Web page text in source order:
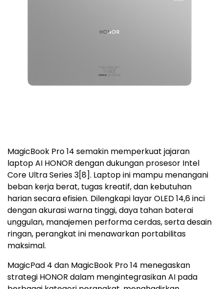
MagicBook Pro 14 semakin memperkuat jajaran
laptop AI HONOR dengan dukungan prosesor Intel
Core Ultra Series 3[8]. Laptop ini mampu menangani
beban kerja berat, tugas kreatif, dan kebutuhan
harian secara efisien. Dilengkapi layar OLED 14,6 inci
dengan akurasi warna tinggi, daya tahan baterai
unggulan, manajemen performa cerdas, serta desain
ringan, perangkat ini menawarkan portabilitas
maksimal.
MagicPad 4 dan MagicBook Pro 14 menegaskan
strategi HONOR dalam mengintegrasikan AI pada